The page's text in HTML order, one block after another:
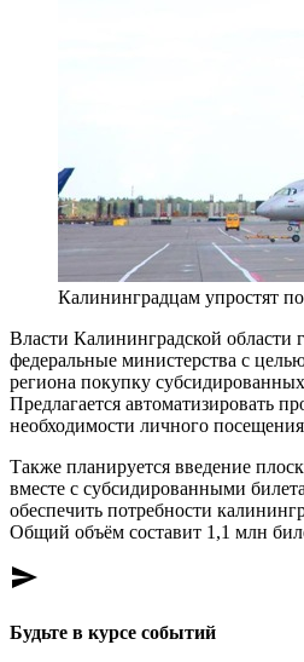
Калининградцам упростят
Власти Калининградской области
федеральные министерства с
региона покупку
Предлагается автоматизировать
необходимости личного посещения
Также планируется введение
вместе с субсидированными
обеспечить потребности
Общий объём составит 1,1 млн
send
Будьте в курсе событий